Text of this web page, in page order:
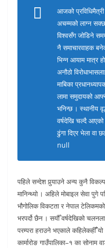
आजको
अचम्मको लाग्न
विश्वसँग जोडिने
नै समाचारवाहक
भिन्न आयाम मात्र
अनौठो
माबिका
लामा समुदायको
भनिन्छ । स्थानीय
वर्षदेखि चल्दै आएको
ढुंगा दिएर भेला वा
null
पहिले सन्देश पुर्‍याउने अन्य कुनै
मानिन्थ्यो । अहिले मोबाइल सेवा
भौगोलिक विकटता र नेपाल टेलिकमको
भरपर्दो छैन । सयौँ वर्षदेखिको
परम्परा हराउने भएकाले कहिलेकहीँँ
कार्मारोङ गाउँपालिका–१ का सोनाम